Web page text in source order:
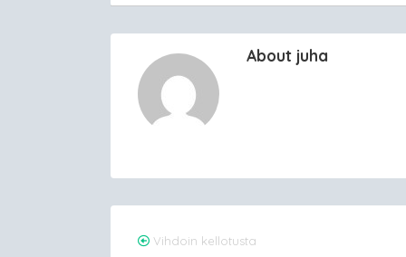
About juha
Post
Vihdoin kellotusta